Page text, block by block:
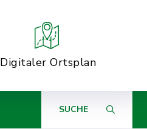
Digitaler Ortsplan
SUCHE